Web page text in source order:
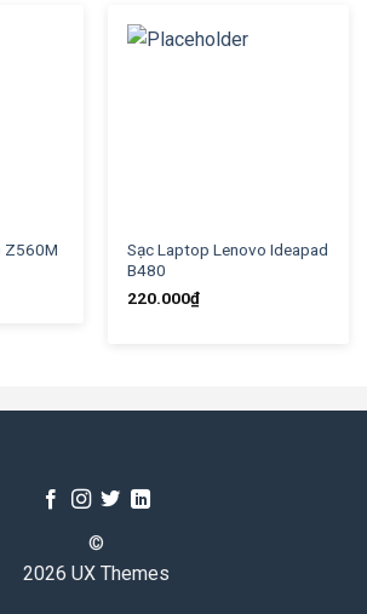
Z560M
Sạc Laptop Lenovo Ideapad
B480
220.000₫
©
2026 UX Themes